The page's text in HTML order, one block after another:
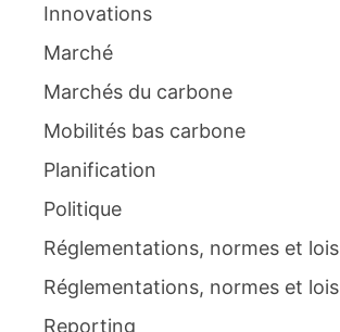
Innovations
Marché
Marchés du carbone
Mobilités bas carbone
Planification
Politique
Réglementations, normes et lois
Réglementations, normes et lois
Reporting